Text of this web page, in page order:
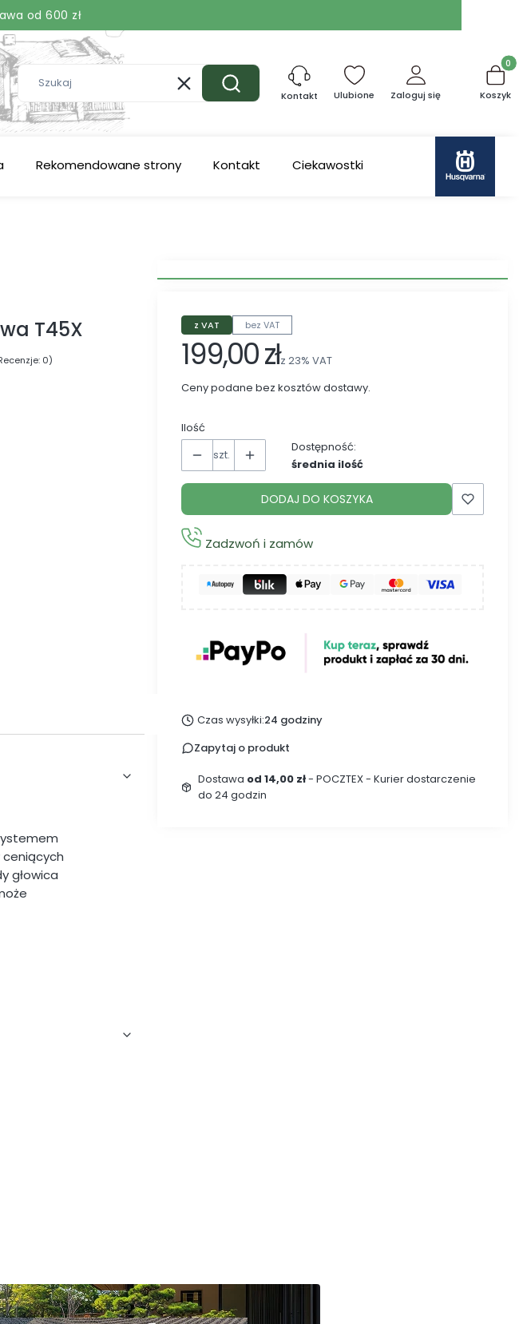
od 600 zł
-zobacz
WyczyśćSzukaj Kontakt Ulubione Zaloguj się Koszyk
Rekomendowane strony Kontakt Ciekawostki
T45X
0)
ceniących
głowica
z VAT bez VAT
199,00 złz 23% VAT
Ceny podane bez kosztów dostawy.
Ilość
szt.
Dostępność:
średnia ilość
DODAJ DO KOSZYKA
Zadzwoń i zamów
Czas wysyłki:24 godziny
Zapytaj o produkt
Dostawa od 14,00 zł- POCZTEX - Kurier dostarczenie
do 24 godzin